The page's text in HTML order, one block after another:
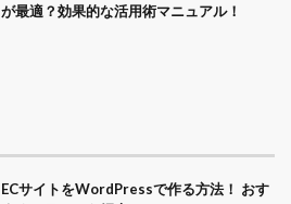
が最適？効果的な活用術マニュアル！
ECサイトをWordPressで作る方法！ おす